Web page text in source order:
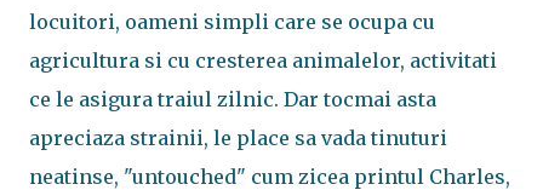
locuitori, oameni simpli care se ocupa cu
agricultura si cu cresterea animalelor, activitati
ce le asigura traiul zilnic. Dar tocmai asta
apreciaza strainii, le place sa vada tinuturi
neatinse, "untouched" cum zicea printul Charles,